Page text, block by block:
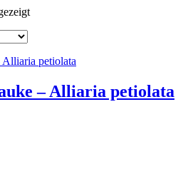
– Alliaria petiolata